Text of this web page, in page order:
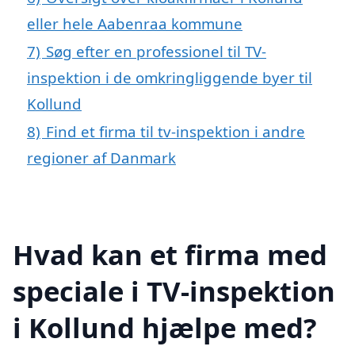
eller hele Aabenraa kommune
7) Søg efter en professionel til TV-
inspektion i de omkringliggende byer til
Kollund
8) Find et firma til tv-inspektion i andre
regioner af Danmark
Hvad kan et firma med
speciale i TV-inspektion
i Kollund hjælpe med?